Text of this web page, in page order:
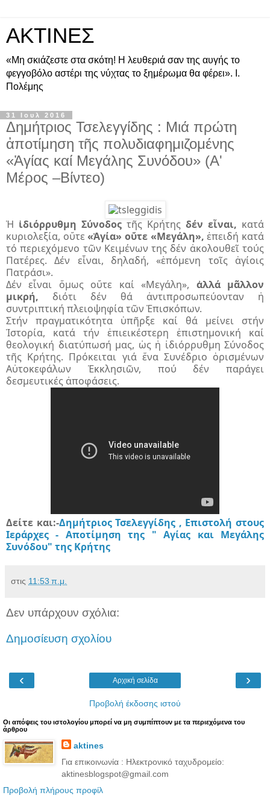
ΑΚΤΙΝΕΣ
«Μη σκιάζεστε στα σκότη! Η λευθεριά σαν της αυγής το
φεγγοβόλο αστέρι της νύχτας το ξημέρωμα θα φέρει». Ι.
Πολέμης
31 Ιουλ 2016
Δημήτριος Τσελεγγίδης : Mιά πρώτη
ἀποτίμηση τῆς πολυδιαφημιζομένης
«Ἁγίας καί Μεγάλης Συνόδου» (A'
Μέρος –Βίντεο)
Ἡ ἰδιόρρυθμη Σύνοδος τῆς Κρήτης δέν εἶναι, κατά
κυριολεξία, οὔτε«Ἁγία» οὔτε «Μεγάλη», ἐπειδή κατά
τό περιεχόμενο τῶν Κειμένων της δέν ἀκολουθεῖ τούς
Πατέρες. Δέν εἶναι, δηλαδή, «ἑπόμενη τοῖς ἁγίοις
Πατράσι».
Δέν εἶναι ὅμως οὔτε καί «Μεγάλη», ἀλλά μᾶλλον
μικρή, διότι δέν θά ἀντιπροσωπεύονταν ἡ
συντριπτική πλειοψηφία τῶν Ἐπισκόπων.
Στήν πραγματικότητα ὑπῆρξε καί θά μείνει στήν
Ἱστορία, κατά τήν ἐπιεικέστερη ἐπιστημονική καί
θεολογική διατύπωσή μας, ὡς ἡ ἰδιόρρυθμη Σύνοδος
τῆς Κρήτης. Πρόκειται γιά ἕνα Συνέδριο ὁρισμένων
Αὐτοκεφάλων Ἐκκλησιῶν, πού δέν παράγει
δεσμευτικές ἀποφάσεις.
Δείτε και:-Δημήτριος Τσελεγγίδης , Επιστολή στους
Ιεράρχες - Αποτίμηση της " Αγίας και Μεγάλης
Συνόδου" της Κρήτης
στις 11:53 π.μ.
Δεν υπάρχουν σχόλια:
Δημοσίευση σχολίου
‹ ›
Αρχική σελίδα
Προβολή έκδοσης ιστού
Oι απόψεις του ιστολογίου μπορεί να μη συμπίπτουν με τα περιεχόμενα του
άρθρου
aktines
Για επικοινωνία : Ηλεκτρονικό ταχυδρομείο:
aktinesblogspot@gmail.com
Προβολή πλήρους προφίλ